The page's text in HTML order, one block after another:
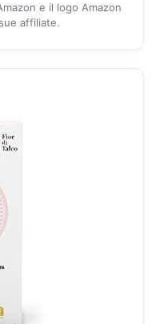
e il logo Amazon
affiliate.